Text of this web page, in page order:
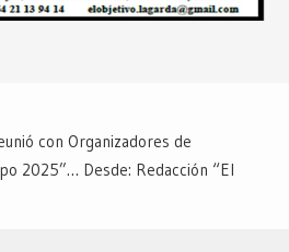
con Organizadores de
2025”… Desde: Redacción “El